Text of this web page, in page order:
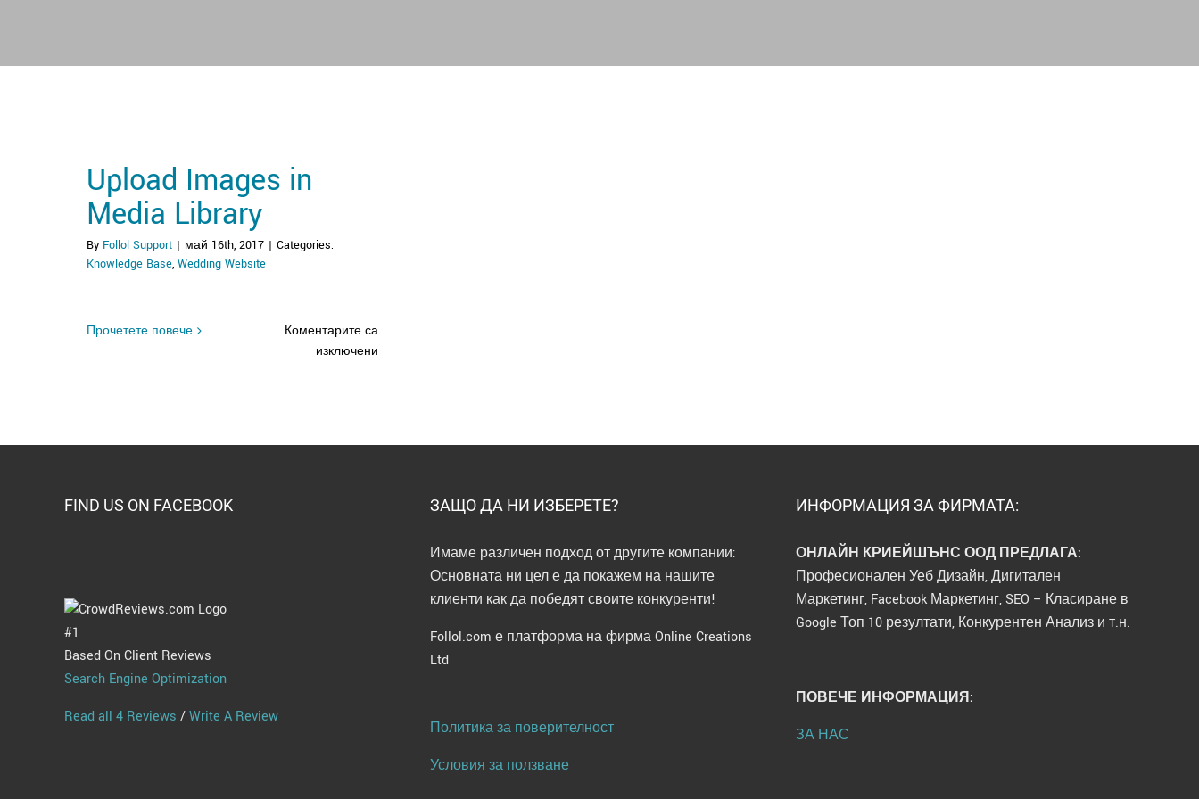
Upload Images in
Media Library
By Follol Support | май 16th, 2017 | Categories:
Knowledge Base, Wedding Website
Прочетете повече
Коментарите са
изключениза
FIND US ON FACEBOOK
#1
Based On Client Reviews
Search Engine Optimization
Read all 4 Reviews /Write A Review
ЗАЩО ДА НИ ИЗБЕРЕТЕ?
Имаме различен подход от другите компании:
Основната ни цел е да покажем на нашите
клиенти как да победят своите конкуренти!
Follol.com е платформа на фирма Online Creations
Ltd
Политика за поверителност
Условия за ползване
ИНФОРМАЦИЯ ЗА ФИРМАТА:
ОНЛАЙН КРИЕЙШЪНС ООД ПРЕДЛАГА:
Професионален Уеб Дизайн, Дигитален
Маркетинг, Facebook Маркетинг, SEO – Класиране в
Google Топ 10 резултати, Конкурентен Анализ и т.н.
ПОВЕЧЕ ИНФОРМАЦИЯ:
ЗА НАС